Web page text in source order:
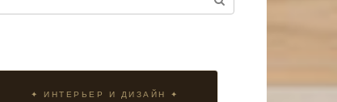
✦ ИНТЕРЬЕР И ДИЗАЙН ✦